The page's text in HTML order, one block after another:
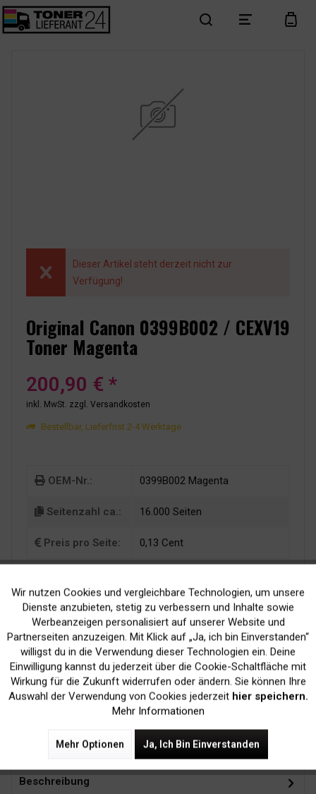
search menu cart
Dieser Artikel steht derzeit nicht zur
Verfügung!
Original Canon 0399B002 / CEXV19
Toner Magenta
200,90 € *
inkl. MwSt. zzgl. Versandkosten
Bestellbar, Lieferfrist 2-4 Werktage
OEM-Nr.: 0399B002 Magenta
Seitenzahl ca.: 16.000 Seiten
Preis pro Seite: 0,13 Cent
Kein Verlust der
Druckergarantie
Versand innerhalb von
24H*
Zubehör 4
Beschreibung
Funktionale Aktiv
Marketing Inaktiv
Tracking Inaktiv
Wir nutzen Cookies und vergleichbare Technologien, um unsere
Dienste anzubieten, stetig zu verbessern und Inhalte sowie
Werbeanzeigen personalisiert auf unserer Website und
Partnerseiten anzuzeigen. Mit Klick auf „Ja, ich bin Einverstanden“
willigst du in die Verwendung dieser Technologien ein. Deine
Einwilligung kannst du jederzeit über die Cookie-Schaltfläche mit
Wirkung für die Zukunft widerrufen oder ändern. Sie können Ihre
Auswahl der Verwendung von Cookies jederzeit hier speichern.
Mehr Informationen
Mehr Optionen Ja, Ich Bin Einverstanden